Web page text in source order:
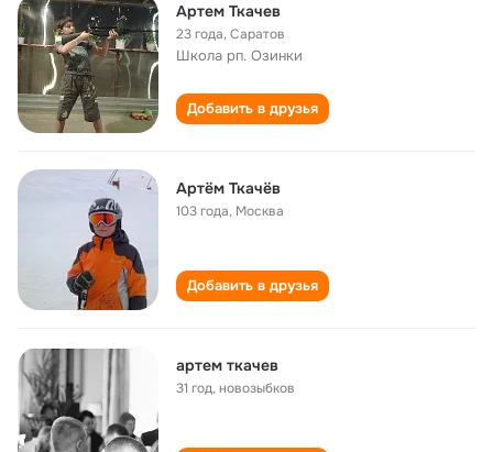
Артем Ткачев
23 года,Саратов
Школа рп. Озинки
Добавить в друзья
Артём Ткачёв
103 года, Москва
Добавить в друзья
артем ткачев
31 год,новозыбков